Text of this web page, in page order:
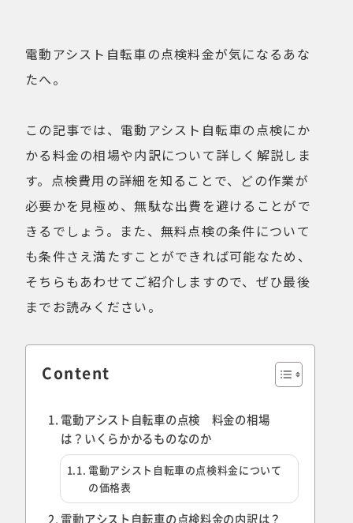
痩せないことへの不満
移動手段
購入前の不安
購入後の不安
通勤＆趣味
通勤手段への不満
通勤距離・時間に対する不満
運動不足
電動自転車の特徴
MOVE X
MOVE XS
電動アシスト自転車の点検料金が気になるあな
たへ。
この記事では、電動アシスト自転車の点検にか
かる料金の相場や内訳について詳しく解説しま
す。点検費用の詳細を知ることで、どの作業が
必要かを見極め、無駄な出費を避けることがで
きるでしょう。また、無料点検の条件について
も条件さえ満たすことができれば可能なため、
そちらもあわせてご紹介しますので、ぜひ最後
までお読みください。
Content
電動アシスト自転車の点検 料金の相場
は？いくらかかるものなのか
電動アシスト自転車の点検料金について
の価格表
電動アシスト自転車の点検料金の内訳は？